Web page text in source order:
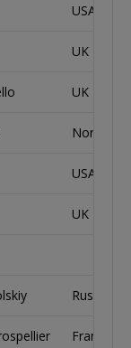
USA
UK
UK
Norway
USA
UK
Russia
France